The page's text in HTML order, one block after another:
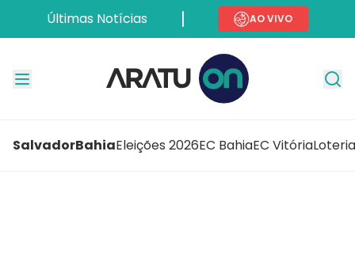
Últimas Notícias AO VIVO
SalvadorBahiaEleições 2026EC BahiaEC Vitória